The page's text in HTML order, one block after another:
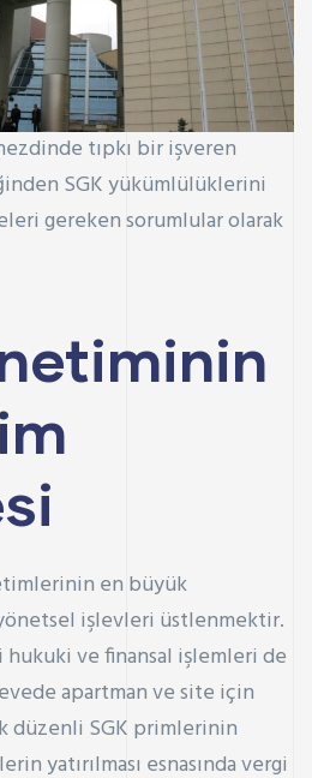
tıpkı bir işveren
SGK yükümlülüklerini
gereken sorumlular olarak
en büyük
işlevleri üstlenmektir.
ve finansal işlemleri de
apartman ve site için
düzenli SGK primlerinin
yatırılması esnasında vergi